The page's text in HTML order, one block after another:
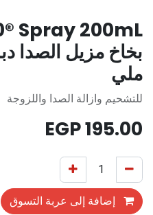
ملي
للتشحيم وازالة الصدا واللزوجة
195.00
إضافة إلى عربة التسوق